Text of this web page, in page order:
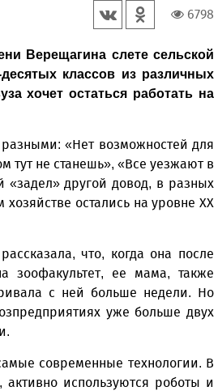
6798
Верещагина слете сельской
классов из различных
хочет остаться работать на
«Нет возможностей для
тут не станешь», «Все уезжают в
«задел» другой довод, в разных
остались на уровне XX
что, когда она после
зоофакультет, ее мама, также
с ней больше недели. Но
уже больше двух
современные технологии. В
используются роботы и